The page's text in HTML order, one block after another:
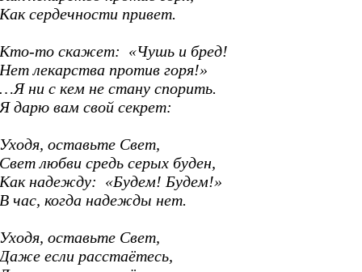
Как сердечности привет.
Кто-то скажет: «Чушь и бред!
Нет лекарства против горя!»
…Я ни с кем не стану спорить.
Я дарю вам свой секрет:
Уходя, оставьте Свет,
Свет любви средь серых буден,
Как надежду: «Будем! Будем!»
В час, когда надежды нет.
Уходя, оставьте Свет,
Даже если расстаётесь,